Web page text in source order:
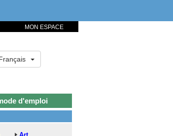
MON ESPACE
d'emploi